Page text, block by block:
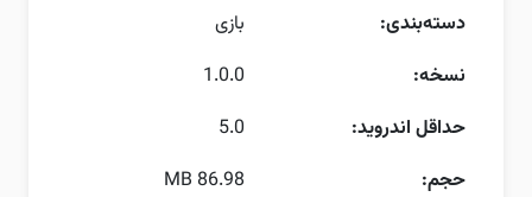
دسته‌بندی:
بازی
نسخه:
1.0.0
حداقل اندروید:
5.0
حجم:
86.98 MB